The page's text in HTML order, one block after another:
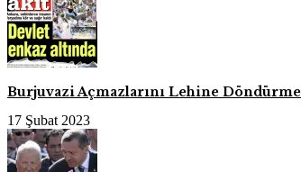
Burjuvazi Açmazlarını Lehine
17 Şubat 2023